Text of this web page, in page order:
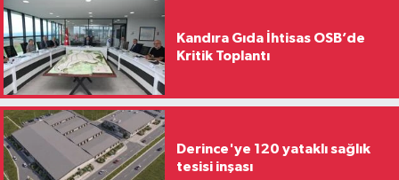
Kandıra Gıda İhtisas OSB’de
Kritik Toplantı
Derince'ye 120 yataklı sağlık
tesisi inşası